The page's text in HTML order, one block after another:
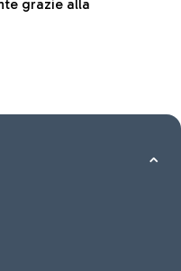
grazie alla